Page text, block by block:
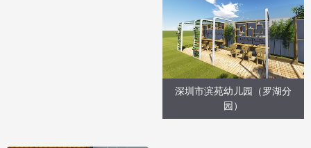
深圳市滨苑幼儿园（罗湖分
园）